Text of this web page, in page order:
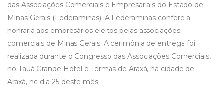
das Associações Comerciais e Empresariais do Estado de
Minas Gerais (Federaminas). A Federaminas confere a
honraria aos empresários eleitos pelas associações
comerciais de Minas Gerais. A cerimônia de entrega foi
realizada durante o Congresso das Associações Comerciais,
no Tauá Grande Hotel e Termas de Araxá, na cidade de
Araxá, no dia 25 deste mês.